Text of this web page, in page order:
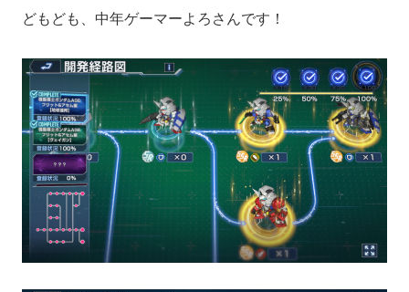
どもども、中年ゲーマーよろさんです！